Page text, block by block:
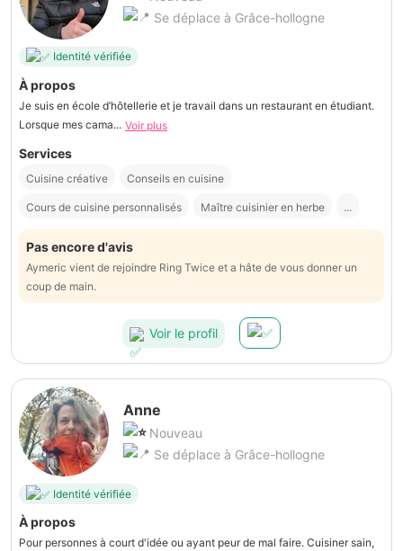
Se déplace à Grâce-hollogne
Identité vérifiée
À propos
Je suis en école d’hôtellerie et je travail dans un restaurant en étudiant.
Lorsque mes cama... Voir plus
Services
Cuisine créative Conseils en cuisine
Cours de cuisine personnalisés Maître cuisinier en herbe ...
Pas encore d'avis
Aymeric vient de rejoindre Ring Twice et a hâte de vous donner un
coup de main.
Voir le profil
Anne
Nouveau
Se déplace à Grâce-hollogne
Identité vérifiée
À propos
Pour personnes à court d'idée ou ayant peur de mal faire. Cuisiner sain,